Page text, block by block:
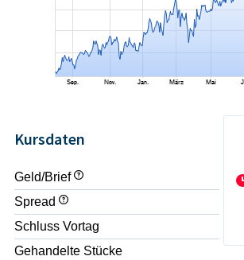
Kursdaten
Geld/Brief
Spread
Schluss Vortag
Gehandelte Stücke